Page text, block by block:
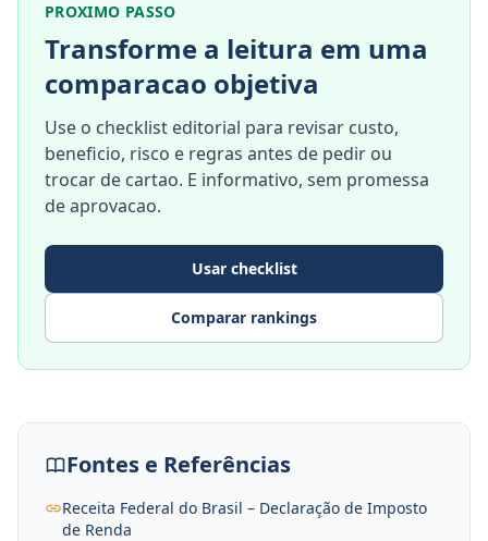
PROXIMO PASSO
Transforme a leitura em uma
comparacao objetiva
Use o checklist editorial para revisar custo,
beneficio, risco e regras antes de pedir ou
trocar de cartao. E informativo, sem promessa
de aprovacao.
Usar checklist
Comparar rankings
Fontes e Referências
Receita Federal do Brasil – Declaração de Imposto
de Renda